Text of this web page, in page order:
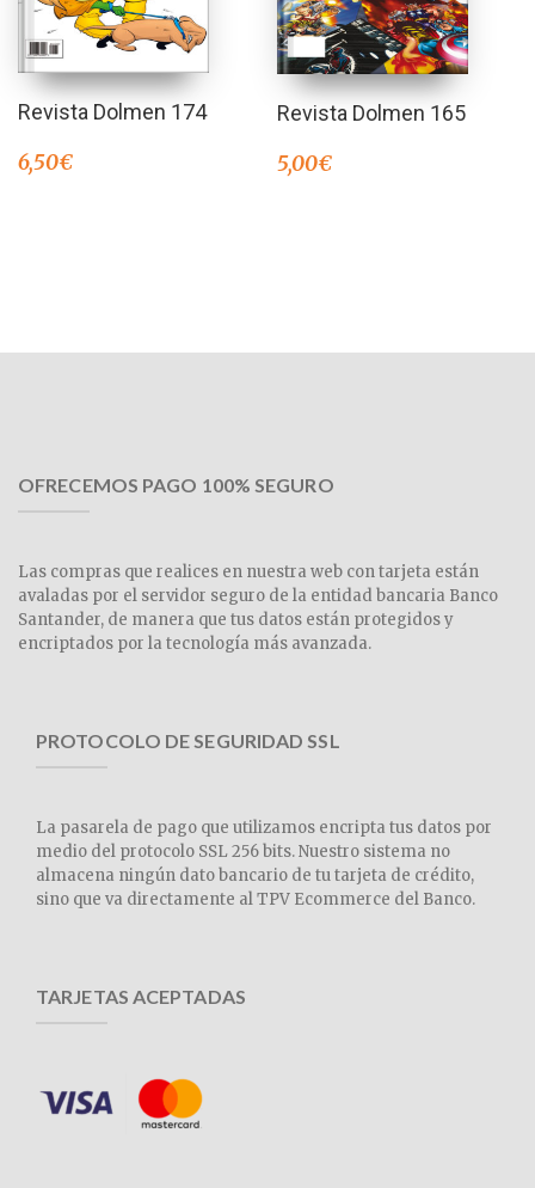
Revista Dolmen 174
6,50€
Revista Dolmen 165
5,00€
OFRECEMOS PAGO 100% SEGURO
Las compras que realices en nuestra web con tarjeta están
avaladas por el servidor seguro de la entidad bancaria Banco
Santander, de manera que tus datos están protegidos y
encriptados por la tecnología más avanzada.
PROTOCOLO DE SEGURIDAD SSL
La pasarela de pago que utilizamos encripta tus datos por
medio del protocolo SSL 256 bits. Nuestro sistema no
almacena ningún dato bancario de tu tarjeta de crédito,
sino que va directamente al TPV Ecommerce del Banco.
TARJETAS ACEPTADAS